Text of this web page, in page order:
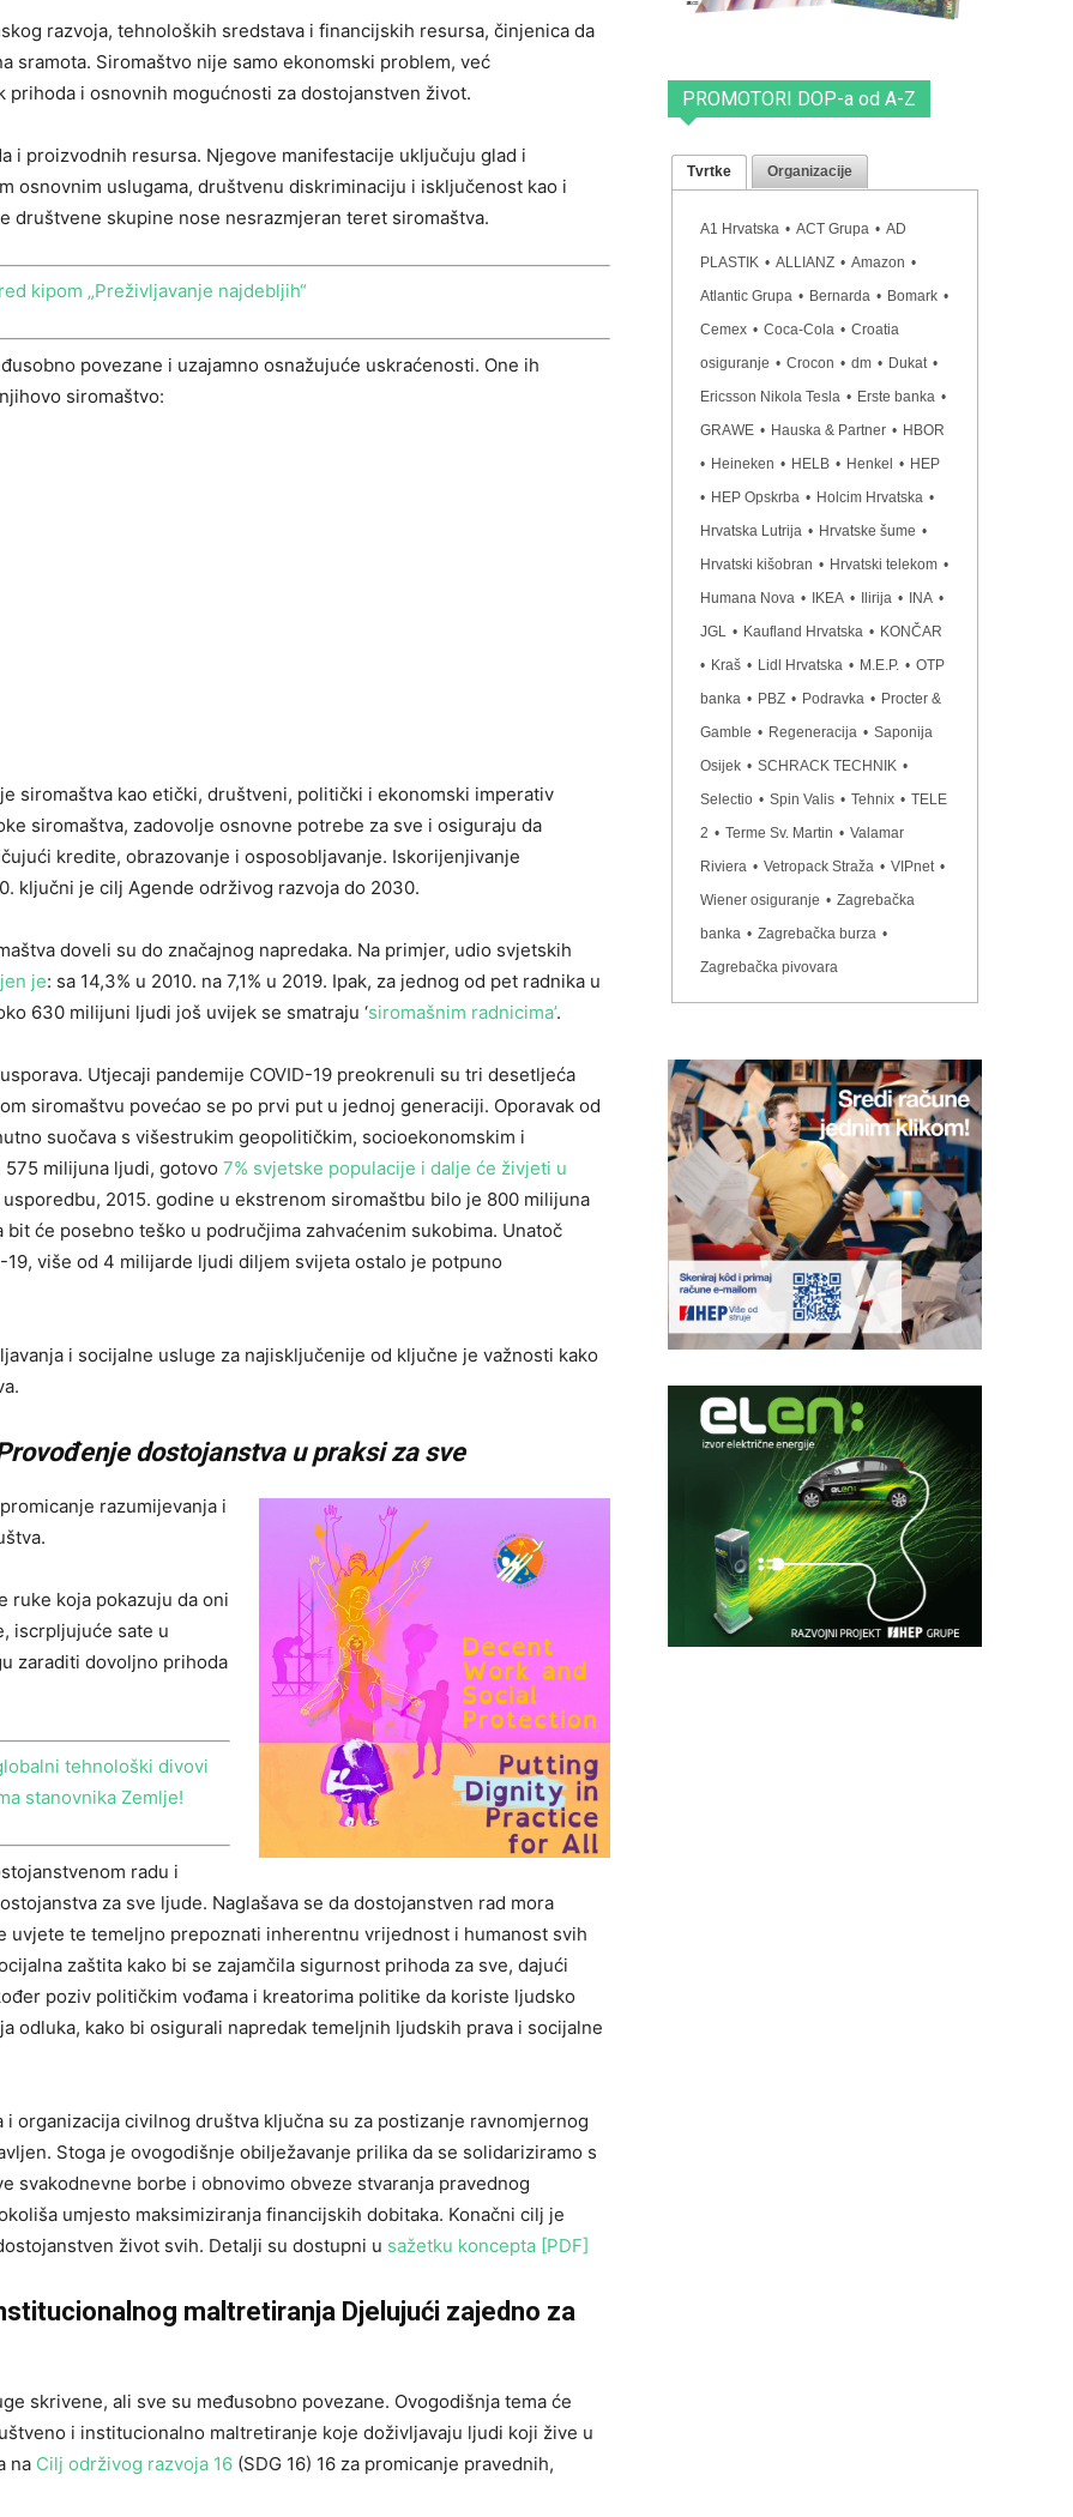
razvoja, tehnoloških sredstava i financijskih resursa, činjenica da
sramota. Siromaštvo nije samo ekonomski problem, već
i osnovnih mogućnosti za dostojanstven život.
i proizvodnih resursa. Njegove manifestacije uključuju glad i
osnovnim uslugama, društvenu diskriminaciju i isključenost kao i
društvene skupine nose nesrazmjeran teret siromaštva.
kipom „Preživljavanje najdebljih“
povezane i uzajamno osnažujuće uskraćenosti. One ih
siromaštvo:
siromaštva kao etički, društveni, politički i ekonomski imperativ
siromaštva, zadovolje osnovne potrebe za sve i osiguraju da
kredite, obrazovanje i osposobljavanje. Iskorijenjivanje
ključni je cilj Agende održivog razvoja do 2030.
doveli su do značajnog napredaka. Na primjer, udio svjetskih
je: sa 14,3% u 2010. na 7,1% u 2019. Ipak, za jednog od pet radnika u
630 milijuni ljudi još uvijek se smatraju ‘siromašnim radnicima’.
Utjecaji pandemije COVID-19 preokrenuli su tri desetljeća
siromaštvu povećao se po prvi put u jednoj generaciji. Oporavak od
suočava s višestrukim geopolitičkim, socioekonomskim i
milijuna ljudi, gotovo 7% svjetske populacije i dalje će živjeti u
usporedbu, 2015. godine u ekstrenom siromaštbu bilo je 800 milijuna
će posebno teško u područjima zahvaćenim sukobima. Unatoč
više od 4 milijarde ljudi diljem svijeta ostalo je potpuno
i socijalne usluge za najisključenije od ključne je važnosti kako
dostojanstva u praksi za sve
razumijevanja i
ruke koja pokazuju da oni
iscrpljujuće sate u
zaraditi dovoljno prihoda
tehnološki divovi
stanovnika Zemlje!
radu i
za sve ljude. Naglašava se da dostojanstven rad mora
te temeljno prepoznati inherentnu vrijednost i humanost svih
zaštita kako bi se zajamčila sigurnost prihoda za sve, dajući
poziv političkim vođama i kreatorima politike da koriste ljudsko
odluka, kako bi osigurali napredak temeljnih ljudskih prava i socijalne
organizacija civilnog društva ključna su za postizanje ravnomjernog
Stoga je ovogodišnje obilježavanje prilika da se solidariziramo s
svakodnevne borbe i obnovimo obveze stvaranja pravednog
umjesto maksimiziranja financijskih dobitaka. Konačni cilj je
život svih. Detalji su dostupni u sažetku koncepta [PDF]
maltretiranja Djelujući zajedno za
skrivene, ali sve su međusobno povezane. Ovogodišnja tema će
i institucionalno maltretiranje koje doživljavaju ljudi koji žive u
na Cilj održivog razvoja 16 (SDG 16) 16 za promicanje pravednih,
PROMOTORI DOP-a od A-Z
Tvrtke Organizacije
A1 Hrvatska • ACT Grupa • AD
PLASTIK • ALLIANZ • Amazon •
Atlantic Grupa • Bernarda • Bomark •
Cemex • Coca-Cola • Croatia
osiguranje • Crocon • dm • Dukat •
Ericsson Nikola Tesla • Erste banka •
GRAWE • Hauska & Partner • HBOR
• Heineken • HELB • Henkel • HEP
• HEP Opskrba • Holcim Hrvatska •
Hrvatska Lutrija • Hrvatske šume •
Hrvatski kišobran • Hrvatski telekom •
Humana Nova • IKEA • Ilirija • INA •
JGL • Kaufland Hrvatska • KONČAR
• Kraš • Lidl Hrvatska • M.E.P. • OTP
banka • PBZ • Podravka • Procter &
Gamble • Regeneracija • Saponija
Osijek • SCHRACK TECHNIK •
Selectio • Spin Valis • Tehnix • TELE
2 • Terme Sv. Martin • Valamar
Riviera • Vetropack Straža • VIPnet •
Wiener osiguranje • Zagrebačka
banka • Zagrebačka burza •
Zagrebačka pivovara